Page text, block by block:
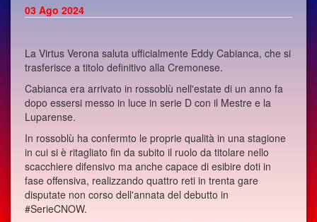
03 Ago 2024
La Virtus Verona saluta ufficialmente Eddy Cabianca, che si
trasferisce a titolo definitivo alla Cremonese.
Cabianca era arrivato in rossoblù nell'estate di un anno fa
dopo essersi messo in luce in serie D con il Mestre e la
Luparense.
In rossoblù ha confermto le proprie qualità in una stagione
in cui si è ritagliato fin da subito il ruolo da titolare nello
scacchiere difensivo ma anche capace di esibire doti in
fase offensiva, realizzando quattro reti in trenta gare
disputate non corso dell'annata del debutto in
#SerieCNOW.